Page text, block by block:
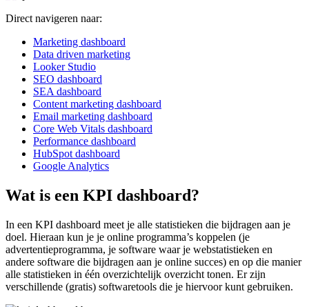
Direct navigeren naar:
Marketing dashboard
Data driven marketing
Looker Studio
SEO dashboard
SEA dashboard
Content marketing dashboard
Email marketing dashboard
Core Web Vitals dashboard
Performance dashboard
HubSpot dashboard
Google Analytics
Wat is een KPI dashboard?
In een KPI dashboard meet je alle statistieken die bijdragen aan je
doel. Hieraan kun je je online programma’s koppelen (je
advertentieprogramma, je software waar je webstatistieken en
andere software die bijdragen aan je online succes) en op die manier
alle statistieken in één overzichtelijk overzicht tonen. Er zijn
verschillende (gratis) softwaretools die je hiervoor kunt gebruiken.